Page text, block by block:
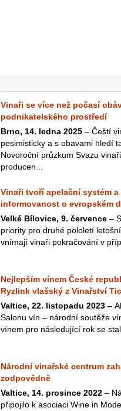
Vinaři se více než počasí
podnikatelského prostředí
Brno, 14. ledna 2025 – Čeští
pesimisticky a s obavami hledí
Novoroční průzkum Svazu
producen...
Vinaři tvoří apelační systém
informovanost o evropském
Velké Bílovice, 9. července –
priority pro druhé pololetí
vnímají vinaři pokračování v
Nejlepším vínem České
Ryzlink vlašský z Vinařství
Valtice, 22. listopadu 2023 –
Salonu vín – národní soutěže
vínem pro následující rok se
Národní vinařské centrum
zodpovědně
Valtice, 14. prosince 2022 –
připojilo k asociaci Wine in